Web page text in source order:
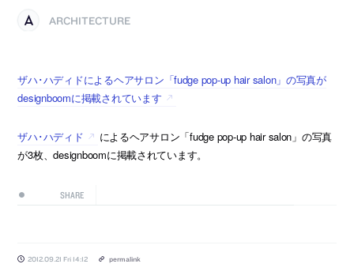
ARCHITECTURE
ザハ･ハディドによるヘアサロン「fudge pop-up hair salon」の写真が
designboomに掲載されています
ザハ･ハディド
によるヘアサロン「fudge pop-up hair salon」の写真
が3枚、designboomに掲載されています。
SHARE
2012.09.21 Fri 14:12 permalink